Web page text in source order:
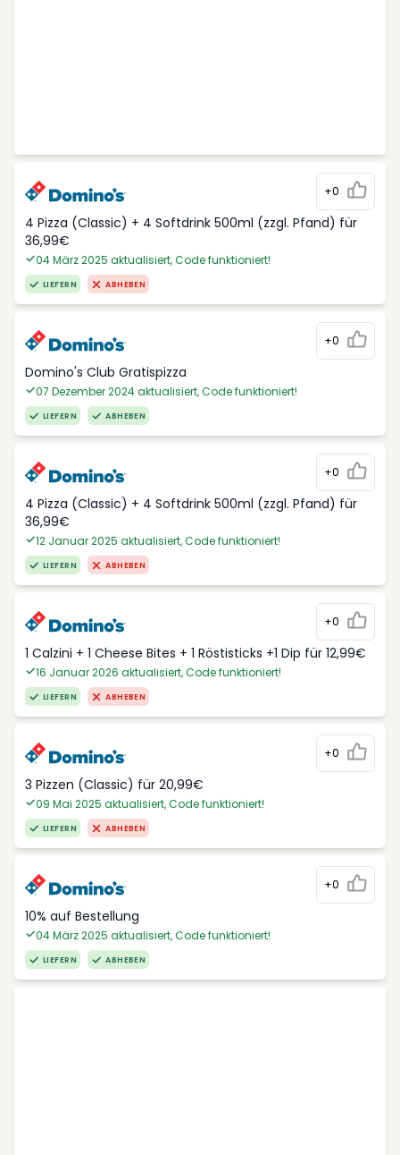
+0
4 Pizza (Classic) + 4 Softdrink 500ml (zzgl. Pfand) für
36,99€
04 März 2025 aktualisiert, Code funktioniert!
LIEFERN ABHEBEN
+0
Domino's Club Gratispizza
07 Dezember 2024 aktualisiert, Code funktioniert!
LIEFERN ABHEBEN
+0
4 Pizza (Classic) + 4 Softdrink 500ml (zzgl. Pfand) für
36,99€
12 Januar 2025 aktualisiert, Code funktioniert!
LIEFERN ABHEBEN
+0
1 Calzini + 1 Cheese Bites + 1 Röstisticks +1 Dip für 12,99€
16 Januar 2026 aktualisiert, Code funktioniert!
LIEFERN ABHEBEN
+0
3 Pizzen (Classic) für 20,99€
09 Mai 2025 aktualisiert, Code funktioniert!
LIEFERN ABHEBEN
+0
10% auf Bestellung
04 März 2025 aktualisiert, Code funktioniert!
LIEFERN ABHEBEN